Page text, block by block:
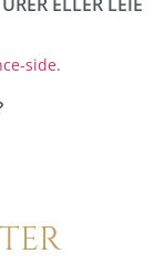
side.